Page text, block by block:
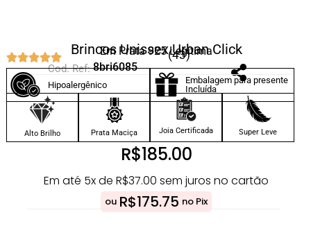
Brincos Unissex Urban Click
Em Prata 925 Legítima
(43)
Cod. Ref: 8bri6085
Hipoalergênico
Embalagem para presente
Incluída
Alto Brilho Prata Maciça Joia Certificada Super Leve
R$185.00
Em até 5x de R$37.00 sem juros no cartão
ou R$175.75 no Pix